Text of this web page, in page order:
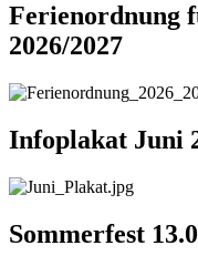
Ferienordnung
2026/2027
Infoplakat Juni
Sommerfest